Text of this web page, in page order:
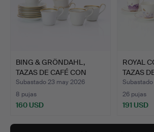
BING & GRÖNDAHL,
TAZAS DE CAFÉ CON
PLATOS,…
Subastado 23 may 2026
8 pujas
160 USD
ROYAL
TAZAS
CON P…
26 pujas
191 USD